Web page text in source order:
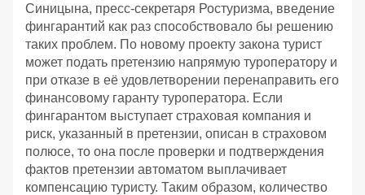
Синицына, пресс-секретаря Ростуризма, введение
фингарантий как раз способствовало бы решению
таких проблем. По новому проекту закона турист
может подать претензию напрямую туроператору и
при отказе в её удовлетворении перенаправить его
финансовому гаранту туроператора. Если
фингарантом выступает страховая компания и
риск, указанный в претензии, описан в страховом
полюсе, то она после проверки и подтверждения
фактов претензии автоматом выплачивает
компенсацию туристу. Таким образом, количество